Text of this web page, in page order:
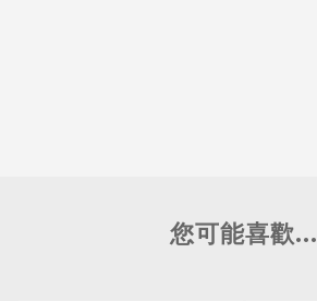
您可能喜歡...